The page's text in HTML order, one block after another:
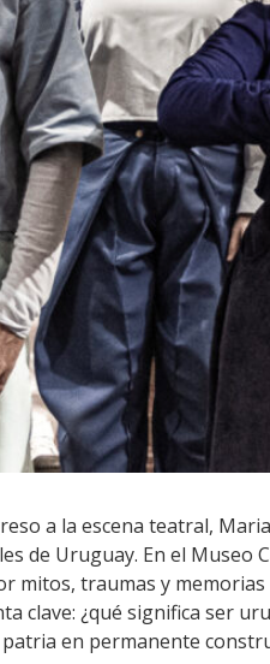
a la escena teatral,
de Uruguay. En el
mitos, traumas y
clave: ¿qué significa ser
en permanente